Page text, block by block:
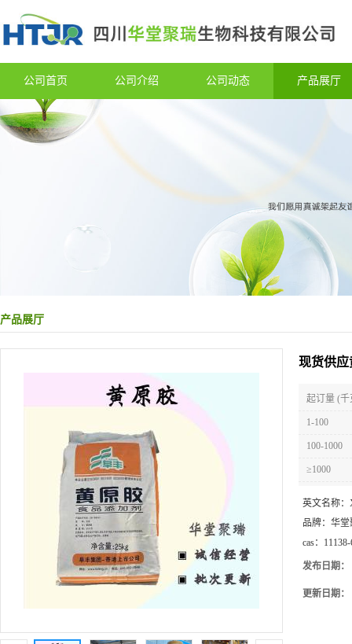
公司首页 公司介绍 公司动态 产品展厅
产品展厅
现货供应
起订量 (千
1-100
100-1000
≥1000
英文名称：
品牌： 华堂
cas：
发布日期：
更新日期：